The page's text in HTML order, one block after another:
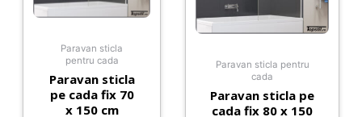
Paravan sticla
pentru cada
Paravan sticla
pe cada fix 70
x 150 cm
Paravan sticla pentru
cada
Paravan sticla pe
cada fix 80 x 150